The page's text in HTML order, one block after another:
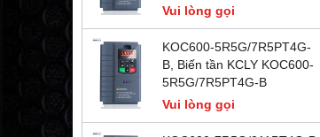
Vui lòng gọi
KOC600-5R5G/7R5PT4G-
B, Biến tần KCLY KOC600-
5R5G/7R5PT4G-B
Vui lòng gọi